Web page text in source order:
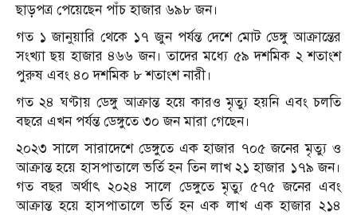
ছাড়পত্র পেয়েছেন পাঁচ হাজার ৬৯৮ জন।
গত ১ জানুয়ারি থেকে ১৭ জুন পর্যন্ত দেশে মোট ডেঙ্গু আক্রান্তের
সংখ্যা ছয় হাজার ৪৬৬ জন। তাদের মধ্যে ৫৯ দশমিক ২ শতাংশ
পুরুষ এবং ৪০ দশমিক ৮ শতাংশ নারী।
গত ২৪ ঘণ্টায় ডেঙ্গু আক্রান্ত হয়ে কারও মৃত্যু হয়নি এবং চলতি
বছরে এখন পর্যন্ত ডেঙ্গুতে ৩০ জন মারা গেছেন।
২০২৩ সালে সারাদেশে ডেঙ্গুতে এক হাজার ৭০৫ জনের মৃত্যু ও
আক্রান্ত হয়ে হাসপাতালে ভর্তি হন তিন লাখ ২১ হাজার ১৭৯ জন।
গত বছর অর্থাৎ ২০২৪ সালে ডেঙ্গুতে মৃত্যু ৫৭৫ জনের এবং
আক্রান্ত হয়ে হাসপাতালে ভর্তি হন এক লাখ এক হাজার ২১৪